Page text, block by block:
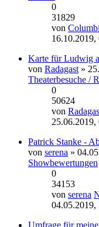
0
31829
von
16.10.2019,
Karte für Ludwig
von Radagast »
Theaterbesuche /
0
50624
von
25.06.2019,
Patrick Stanke -
von serena »
Showbewertungen
0
34153
von serena
04.05.2019,
Umfrage für